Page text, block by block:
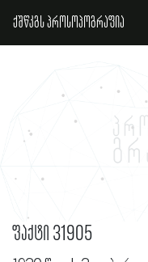
ქშწკგს პროსოპოგრაფია
ფაქტი 31905